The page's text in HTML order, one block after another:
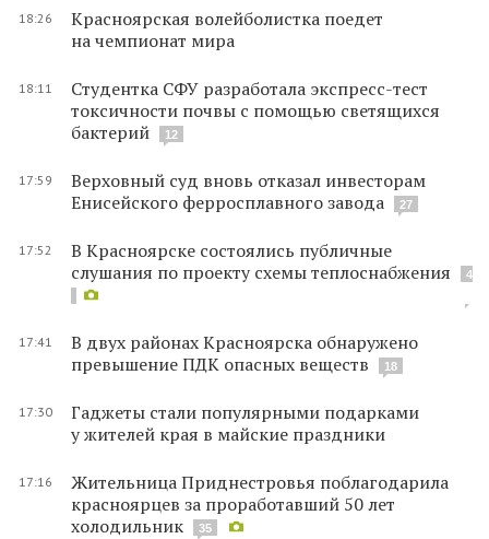
18:26
Красноярская волейболистка поедет
на чемпионат мира
18:11
Студентка СФУ разработала экспресс-тест
токсичности почвы с помощью светящихся
бактерий
12
17:59
Верховный суд вновь отказал инвесторам
Енисейского ферросплавного завода
27
17:52
В Красноярске состоялись публичные
слушания по проекту схемы теплоснабжения
4
17:41
В двух районах Красноярска обнаружено
превышение ПДК опасных веществ
18
17:30
Гаджеты стали популярными подарками
у жителей края в майские праздники
17:16
Жительница Приднестровья поблагодарила
красноярцев за проработавший 50 лет
холодильник
35